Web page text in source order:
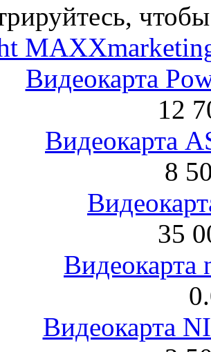
Видеокарта
12
Видеокарта
8
35
Видеокарта
Видеокарта